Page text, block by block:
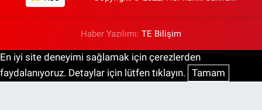
Haber Yazılımı: TE Bilişim
En iyi site deneyimi sağlamak için çerezlerden
faydalanıyoruz. Detaylar için lütfen tıklayın. Tamam